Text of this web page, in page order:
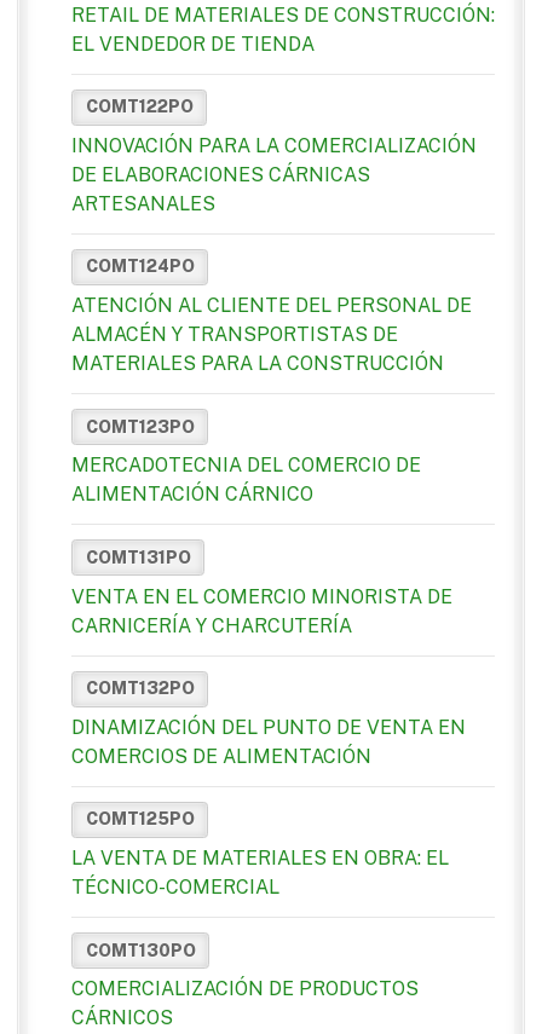
RETAIL DE MATERIALES DE CONSTRUCCIÓN:
EL VENDEDOR DE TIENDA
COMT122PO
INNOVACIÓN PARA LA COMERCIALIZACIÓN
DE ELABORACIONES CÁRNICAS
ARTESANALES
COMT124PO
ATENCIÓN AL CLIENTE DEL PERSONAL DE
ALMACÉN Y TRANSPORTISTAS DE
MATERIALES PARA LA CONSTRUCCIÓN
COMT123PO
MERCADOTECNIA DEL COMERCIO DE
ALIMENTACIÓN CÁRNICO
COMT131PO
VENTA EN EL COMERCIO MINORISTA DE
CARNICERÍA Y CHARCUTERÍA
COMT132PO
DINAMIZACIÓN DEL PUNTO DE VENTA EN
COMERCIOS DE ALIMENTACIÓN
COMT125PO
LA VENTA DE MATERIALES EN OBRA: EL
TÉCNICO-COMERCIAL
COMT130PO
COMERCIALIZACIÓN DE PRODUCTOS
CÁRNICOS